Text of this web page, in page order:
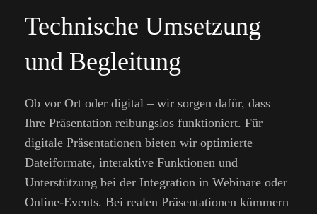
Technische Umsetzung
und Begleitung
Ob vor Ort oder digital – wir sorgen dafür, dass
Ihre Präsentation reibungslos funktioniert. Für
digitale Präsentationen bieten wir optimierte
Dateiformate, interaktive Funktionen und
Unterstützung bei der Integration in Webinare oder
Online-Events. Bei realen Präsentationen kümmern